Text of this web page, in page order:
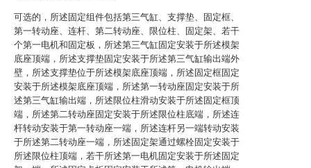
可选的，所述固定组件包括第三气缸、支撑垫、固定框、
第一转动座、连杆、第二转动座、限位柱、固定架、若干
个第一电机和固定板，所述第三气缸固定安装于所述模架
底座顶端，所述支撑垫固定安装于所述第三气缸输出端外
壁，所述支撑垫位于所述模架底座顶端，所述固定框固定
安装于所述模架底座顶端，所述第一转动座固定安装于所
述第三气缸输出端，所述限位柱滑动安装于所述固定框顶
端，所述第二转动座固定安装于所述限位柱底端，所述连
杆转动安装于第一转动座一端，所述连杆另一端转动安装
于所述第二转动座一端，所述固定架通过螺栓固定安装于
所述限位柱顶端，若干所述第一电机固定安装于所述固定